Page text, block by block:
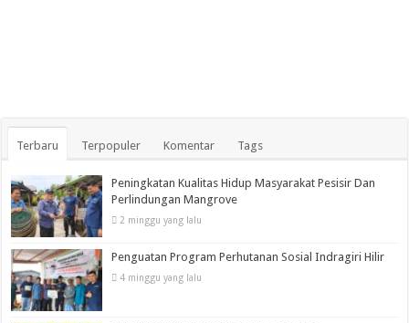
Terbaru Terpopuler Komentar Tags
Peningkatan Kualitas Hidup Masyarakat Pesisir Dan
Perlindungan Mangrove
2 minggu yang lalu
Penguatan Program Perhutanan Sosial Indragiri Hilir
4 minggu yang lalu